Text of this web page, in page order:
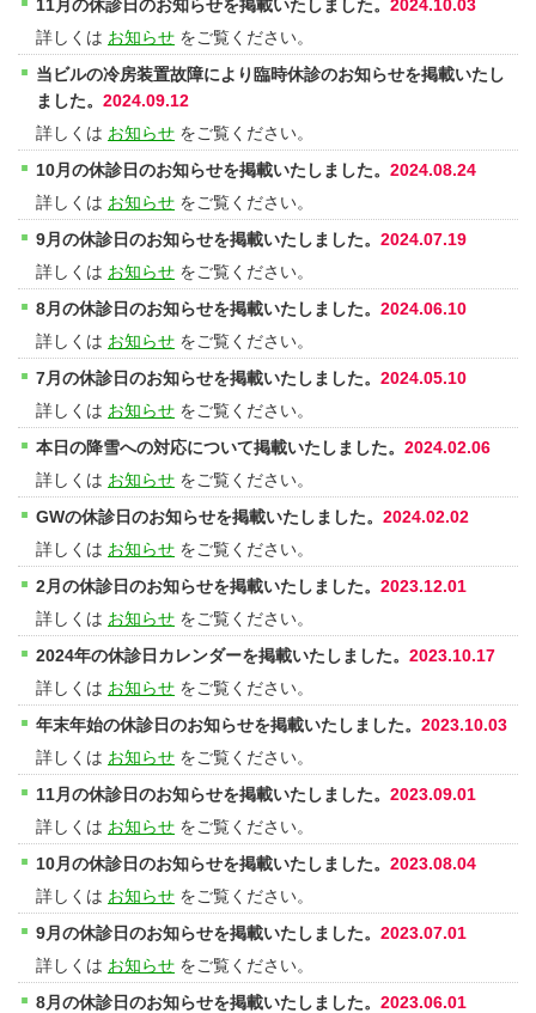
11月の休診日のお知らせを掲載いたしました。 2024.10.03
詳しくは お知らせ をご覧ください。
当ビルの冷房装置故障により臨時休診のお知らせを掲載いたし
ました。 2024.09.12
詳しくは お知らせ をご覧ください。
10月の休診日のお知らせを掲載いたしました。 2024.08.24
詳しくは お知らせ をご覧ください。
9月の休診日のお知らせを掲載いたしました。 2024.07.19
詳しくは お知らせ をご覧ください。
8月の休診日のお知らせを掲載いたしました。 2024.06.10
詳しくは お知らせ をご覧ください。
7月の休診日のお知らせを掲載いたしました。 2024.05.10
詳しくは お知らせ をご覧ください。
本日の降雪への対応について掲載いたしました。 2024.02.06
詳しくは お知らせ をご覧ください。
GWの休診日のお知らせを掲載いたしました。 2024.02.02
詳しくは お知らせ をご覧ください。
2月の休診日のお知らせを掲載いたしました。 2023.12.01
詳しくは お知らせ をご覧ください。
2024年の休診日カレンダーを掲載いたしました。 2023.10.17
詳しくは お知らせ をご覧ください。
年末年始の休診日のお知らせを掲載いたしました。 2023.10.03
詳しくは お知らせ をご覧ください。
11月の休診日のお知らせを掲載いたしました。 2023.09.01
詳しくは お知らせ をご覧ください。
10月の休診日のお知らせを掲載いたしました。 2023.08.04
詳しくは お知らせ をご覧ください。
9月の休診日のお知らせを掲載いたしました。 2023.07.01
詳しくは お知らせ をご覧ください。
8月の休診日のお知らせを掲載いたしました。 2023.06.01